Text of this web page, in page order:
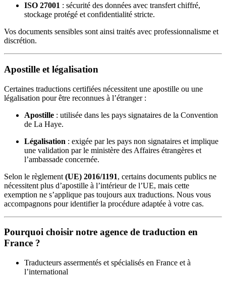
ISO 27001 : sécurité des données avec transfert chiffré,
stockage protégé et confidentialité stricte.
Vos documents sensibles sont ainsi traités avec professionnalisme et
discrétion.
Apostille et légalisation
Certaines traductions certifiées nécessitent une apostille ou une
légalisation pour être reconnues à l’étranger :
Apostille : utilisée dans les pays signataires de la Convention
de La Haye.
Légalisation : exigée par les pays non signataires et implique
une validation par le ministère des Affaires étrangères et
l’ambassade concernée.
Selon le règlement (UE) 2016/1191, certains documents publics ne
nécessitent plus d’apostille à l’intérieur de l’UE, mais cette
exemption ne s’applique pas toujours aux traductions. Nous vous
accompagnons pour identifier la procédure adaptée à votre cas.
Pourquoi choisir notre agence de traduction en
France ?
Traducteurs assermentés et spécialisés en France et à
l’international